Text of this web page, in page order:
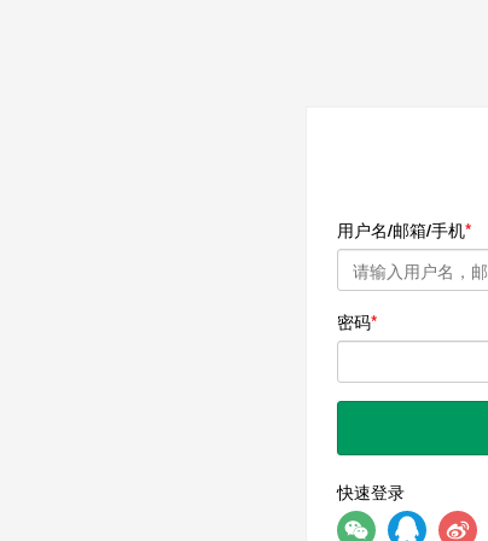
用户名/邮箱/手机
密码
快速登录